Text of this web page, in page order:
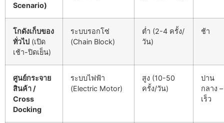
Scenario)
โกดังเก็บของ
ทั่วไป (เปิด
เช้า-ปิดเย็น)
ระบบรอกโซ่
(Chain Block)
ต่ำ (2-4 ครั้ง/
วัน)
ช้า
ศูนย์กระจาย
สินค้า /
Cross
Docking
ระบบไฟฟ้า
(Electric Motor)
สูง (10-50
ครั้ง/วัน)
ปาน
กลาง –
เร็ว